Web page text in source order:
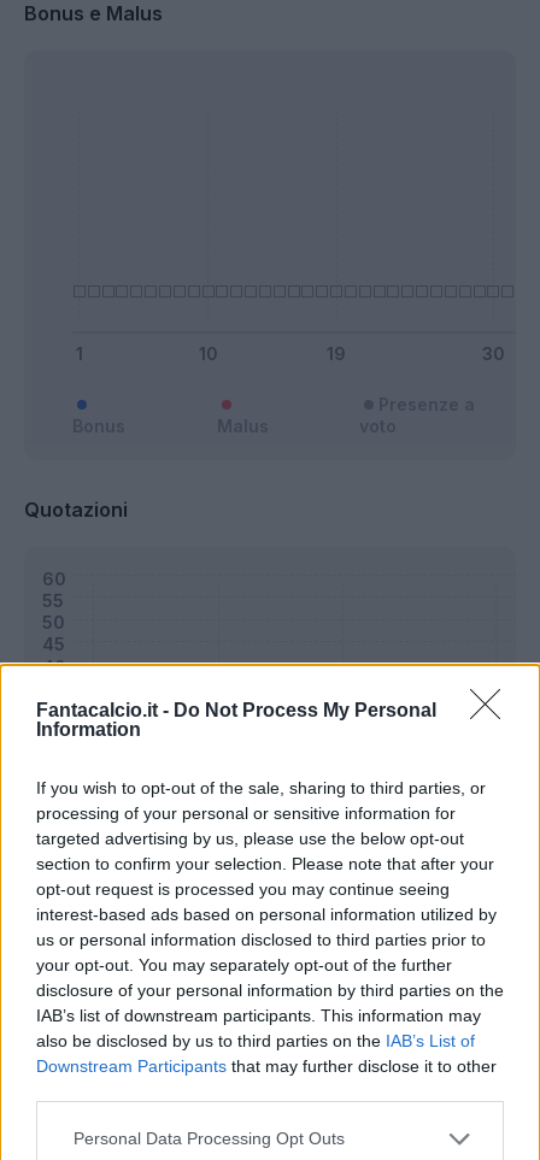
Fantacalcio.it - Do Not Process My Personal
Information
If you wish to opt-out of the sale, sharing to third parties, or
processing of your personal or sensitive information for
targeted advertising by us, please use the below opt-out
section to confirm your selection. Please note that after your
opt-out request is processed you may continue seeing
interest-based ads based on personal information utilized by
us or personal information disclosed to third parties prior to
your opt-out. You may separately opt-out of the further
disclosure of your personal information by third parties on the
IAB’s list of downstream participants. This information may
also be disclosed by us to third parties on the IAB’s List of
Downstream Participants that may further disclose it to other
Personal Data Processing Opt Outs
Bonus e Malus
Quotazioni
Classic Mantra
Riepilogo stagione
Titolare 0 - 0%
Entrato 0 - 0%
Squalificato 0 - 0